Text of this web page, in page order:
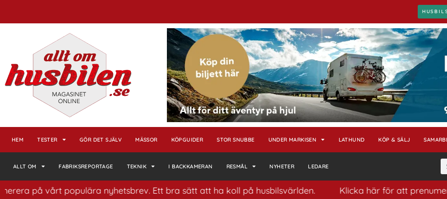
HEM TESTER GÖR DET SJÄLV MÄSSOR KÖPGUIDER STOR SNUBBE UNDER MARKISEN LATHUND KÖP & SÄLJ
ALLT OM FABRIKSREPORTAGE TEKNIK I BACKKAMERAN RESMÅL NYHETER LEDARE
vårt populära nyhetsbrev. Ett bra sätt att ha koll på husbilsvärlden. Klicka här för att prenumerera